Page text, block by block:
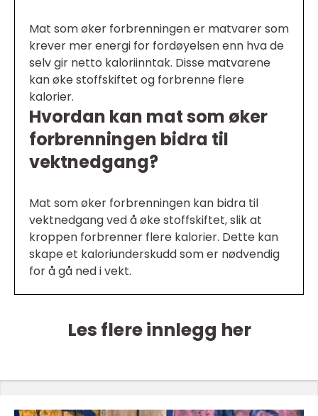
Mat som øker forbrenningen er matvarer som
krever mer energi for fordøyelsen enn hva de
selv gir netto kaloriinntak. Disse matvarene
kan øke stoffskiftet og forbrenne flere
kalorier.
Hvordan kan mat som øker
forbrenningen bidra til
vektnedgang?
Mat som øker forbrenningen kan bidra til
vektnedgang ved å øke stoffskiftet, slik at
kroppen forbrenner flere kalorier. Dette kan
skape et kaloriunderskudd som er nødvendig
for å gå ned i vekt.
Les flere innlegg her